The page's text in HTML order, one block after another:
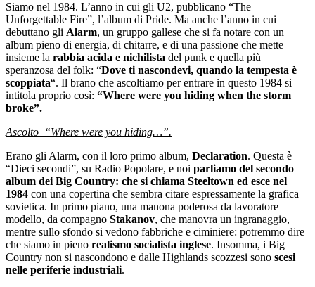
Siamo nel 1984. L’anno in cui gli U2, pubblicano “The
Unforgettable Fire”, l’album di Pride. Ma anche l’anno in cui
debuttano gli Alarm, un gruppo gallese che si fa notare con un
album pieno di energia, di chitarre, e di una passione che mette
insieme la rabbia acida e nichilista del punk e quella più
speranzosa del folk: “Dove ti nascondevi, quando la tempesta è
scoppiata“. Il brano che ascoltiamo per entrare in questo 1984 si
intitola proprio così: “Where were you hiding when the storm
broke”.
Ascolto “Where were you hiding…”.
Erano gli Alarm, con il loro primo album, Declaration. Questa è
“Dieci secondi”, su Radio Popolare, e noi parliamo del secondo
album dei Big Country: che si chiama Steeltown ed esce nel
1984 con una copertina che sembra citare espressamente la grafica
sovietica. In primo piano, una manona poderosa da lavoratore
modello, da compagno Stakanov, che manovra un ingranaggio,
mentre sullo sfondo si vedono fabbriche e ciminiere: potremmo dire
che siamo in pieno realismo socialista inglese. Insomma, i Big
Country non si nascondono e dalle Highlands scozzesi sono scesi
nelle periferie industriali.